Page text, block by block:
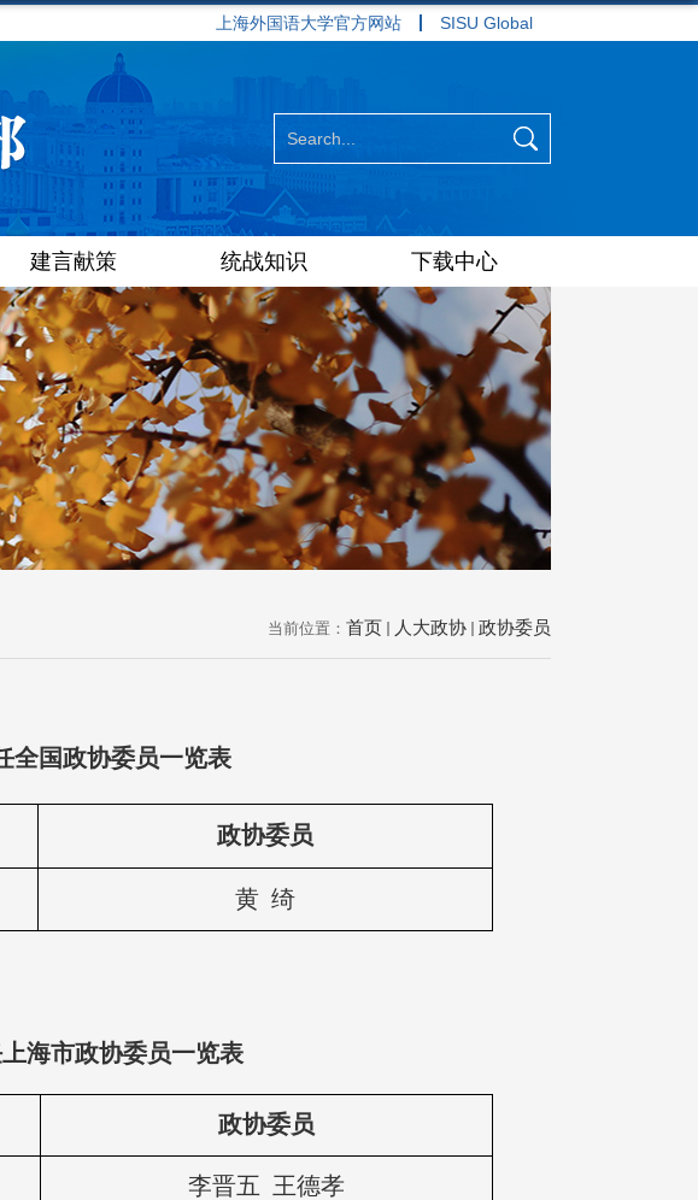
上海外国语大学官方网站 SISU Global
建言献策 统战知识 下载中心
当前位置： 首页 人大政协 政协委员
全国政协委员一览表
政协委员
黄 绮
海市政协委员一览表
政协委员
李晋五 王德孝